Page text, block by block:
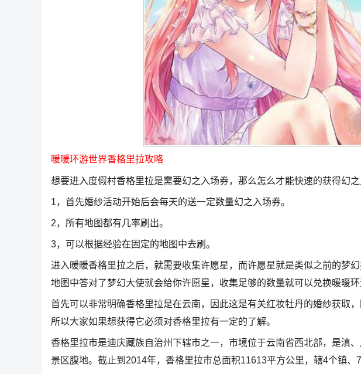
暖暖环游世界香格里拉攻略
想要进入度假村香格里拉是需要幻之入场券，那么怎么才能快速的获得幻
1，首先婚纱活动开始后会每天的送一定数量幻之入场券。
2，所有地图都有几率刷出。
3，可以根据经验在固定的地图中去刷。
进入暖暖香格里拉之后，就需要收集许愿星，而许愿星就是类似之前的梦
地图中答对了梦幻大使就会给你许愿星，收集足够的数量就可以兑换暖暖
首先可以非常明确香格里拉是在云南，因此这是有关红妆牡丹的婚纱获取
所以大家如果想获得它必须对香格里拉有一定的了解。
香格里拉市是迪庆藏族自治州下辖市之一，市境位于云南省西北部，是滇
景区腹地。截止到2014年，香格里拉市总面积11613平方公里，辖4个镇、